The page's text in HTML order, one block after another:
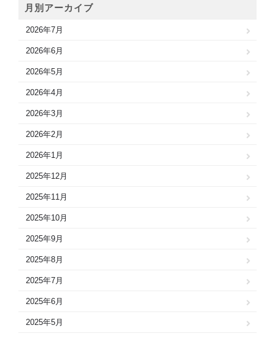
月別アーカイブ
2026年7月
2026年6月
2026年5月
2026年4月
2026年3月
2026年2月
2026年1月
2025年12月
2025年11月
2025年10月
2025年9月
2025年8月
2025年7月
2025年6月
2025年5月